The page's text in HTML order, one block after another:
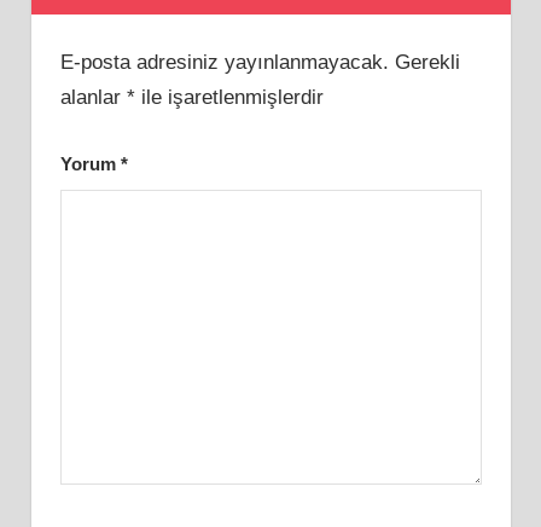
E-posta adresiniz yayınlanmayacak. Gerekli
alanlar *ile işaretlenmişlerdir
Yorum *